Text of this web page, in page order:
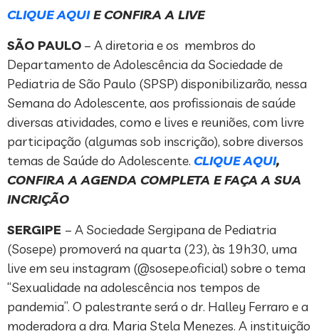
CLIQUE AQUIE CONFIRA A LIVE
SÃO PAULO – A diretoria e os membros do
Departamento de Adolescência da Sociedade de
Pediatria de São Paulo (SPSP) disponibilizarão, nessa
Semana do Adolescente, aos profissionais de saúde
diversas atividades, como e lives e reuniões, com livre
participação (algumas sob inscrição), sobre diversos
temas de Saúde do Adolescente. CLIQUE AQUI,
CONFIRA A AGENDA COMPLETA E FAÇA A SUA
INCRIÇÃO
SERGIPE – A Sociedade Sergipana de Pediatria
(Sosepe) promoverá na quarta (23), às 19h30, uma
live em seu instagram (@sosepe.oficial) sobre o tema
“Sexualidade na adolescência nos tempos de
pandemia”. O palestrante será o dr. Halley Ferraro e a
moderadora a dra. Maria Stela Menezes. A instituição